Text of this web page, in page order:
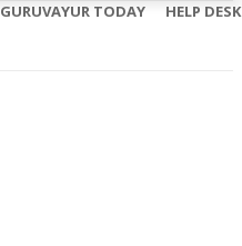
GURUVAYUR TODAY HELP DESK